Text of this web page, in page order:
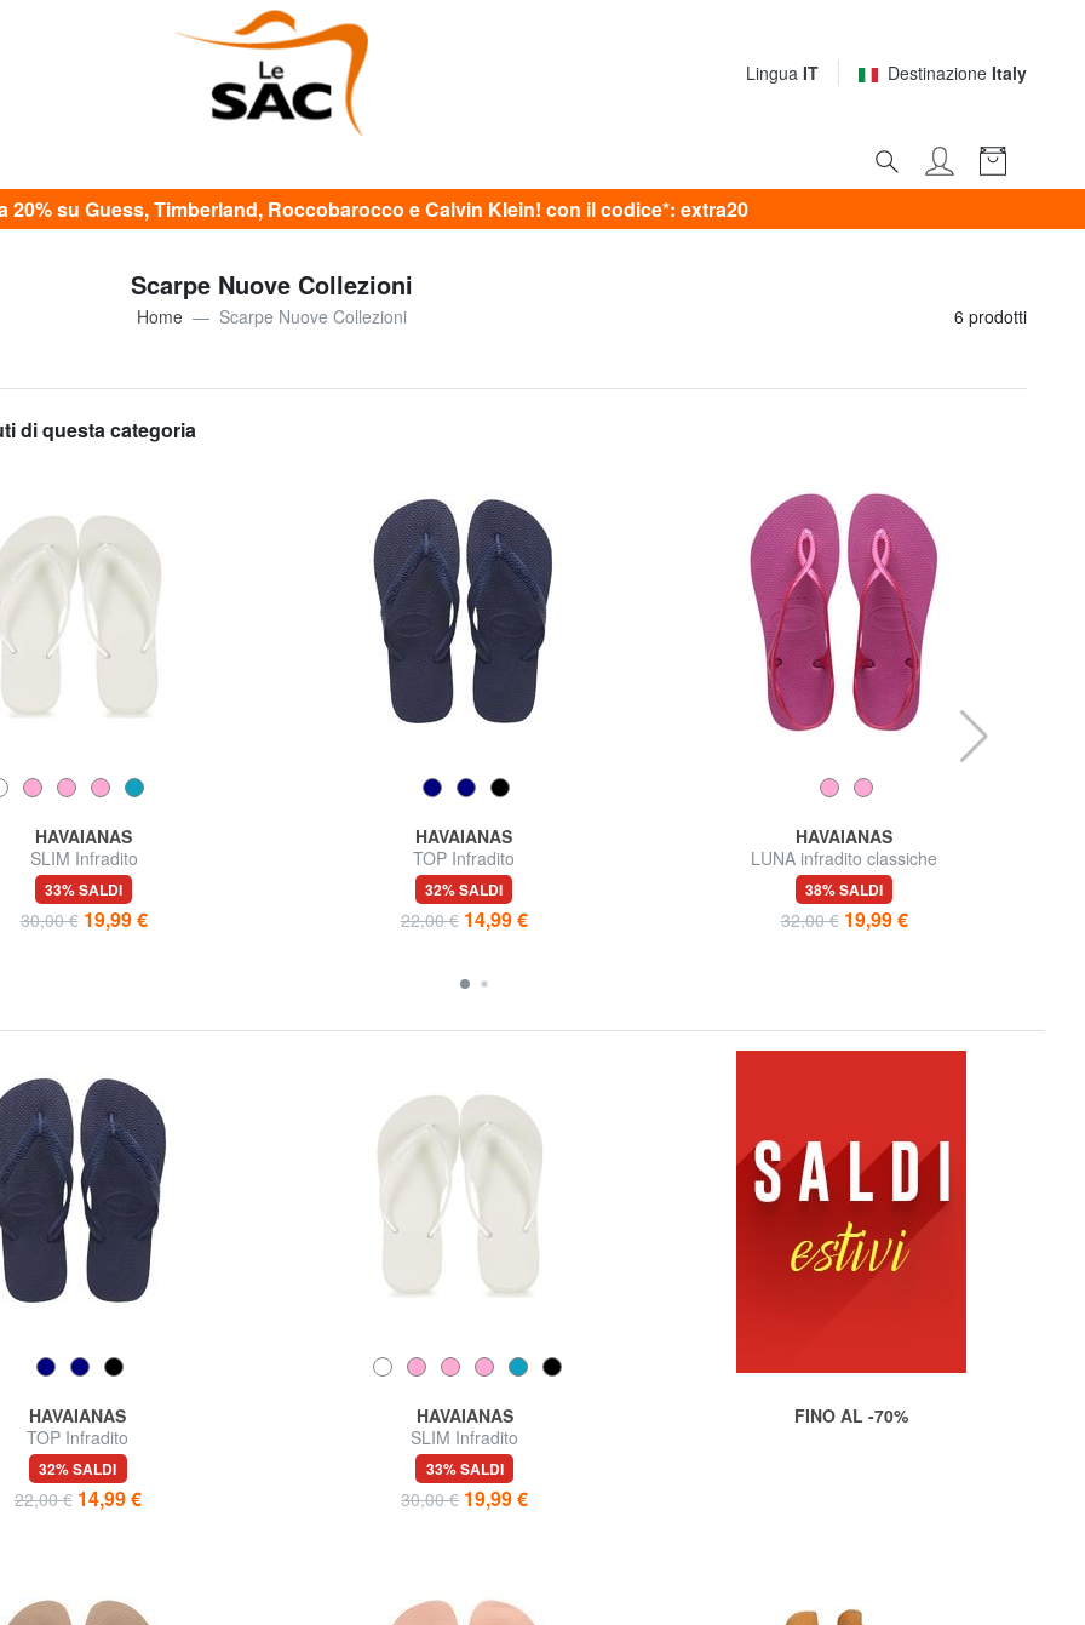
Lingua IT Destinazione Italy
20% su Guess, Timberland, Roccobarocco e Calvin Klein! con il codice*: extra20
Scarpe Nuove Collezioni
Home Scarpe Nuove Collezioni 6 prodotti
di questa categoria
HAVAIANAS
SLIM Infradito
33% SALDI
30,00 € 19,99 €
HAVAIANAS
TOP Infradito
32% SALDI
22,00 € 14,99 €
HAVAIANAS
LUNA infradito classiche
38% SALDI
32,00 € 19,99 €
HAVAIANAS
TOP Infradito
32% SALDI
22,00 € 14,99 €
HAVAIANAS
SLIM Infradito
33% SALDI
30,00 € 19,99 €
FINO AL -70%